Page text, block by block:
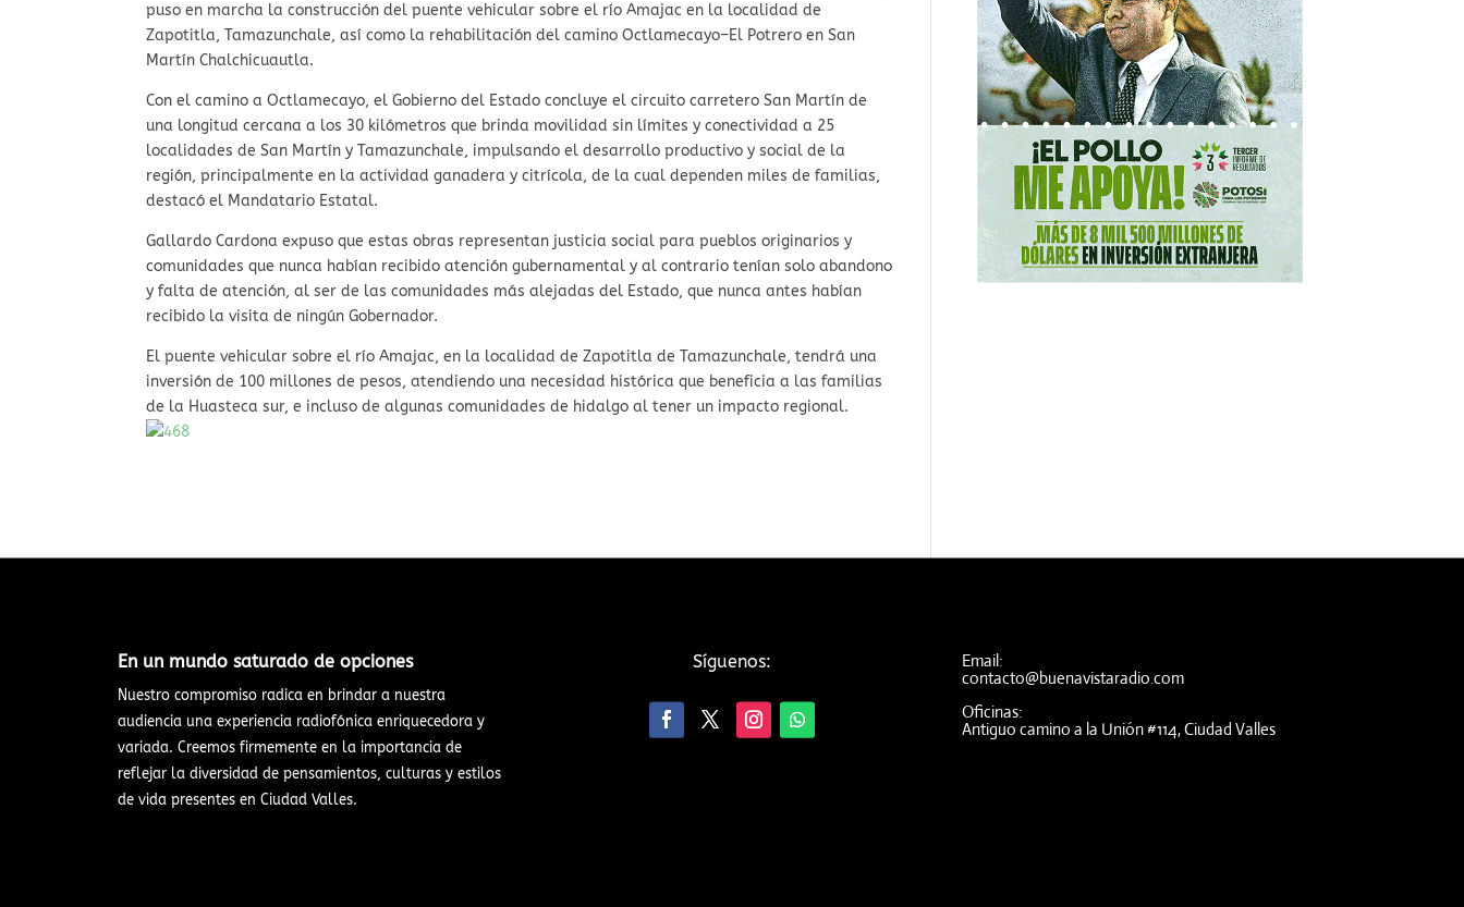
puso en marcha la construcción del puente vehicular sobre el río Amajac en la localidad de
Zapotitla, Tamazunchale, así como la rehabilitación del camino Octlamecayo–El Potrero en San
Martín Chalchicuautla.
Con el camino a Octlamecayo, el Gobierno del Estado concluye el circuito carretero San Martín de
una longitud cercana a los 30 kilómetros que brinda movilidad sin límites y conectividad a 25
localidades de San Martín y Tamazunchale, impulsando el desarrollo productivo y social de la
región, principalmente en la actividad ganadera y citrícola, de la cual dependen miles de familias,
destacó el Mandatario Estatal.
Gallardo Cardona expuso que estas obras representan justicia social para pueblos originarios y
comunidades que nunca habían recibido atención gubernamental y al contrario tenían solo abandono
y falta de atención, al ser de las comunidades más alejadas del Estado, que nunca antes habían
recibido la visita de ningún Gobernador.
El puente vehicular sobre el río Amajac, en la localidad de Zapotitla de Tamazunchale, tendrá una
inversión de 100 millones de pesos, atendiendo una necesidad histórica que beneficia a las familias
de la Huasteca sur, e incluso de algunas comunidades de hidalgo al tener un impacto regional.
En un mundo saturado de opciones​
Nuestro compromiso radica en brindar a nuestra
audiencia una experiencia radiofónica enriquecedora y
variada. Creemos firmemente en la importancia de
reflejar la diversidad de pensamientos, culturas y estilos
de vida presentes en Ciudad Valles.
Síguenos: Email:
contacto@buenavistaradio.com
Oficinas:
Antiguo camino a la Unión #114, Ciudad Valles